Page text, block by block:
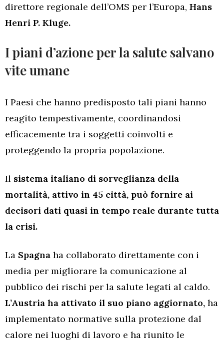
direttore regionale dell’OMS per l’Europa, Hans
Henri P. Kluge.
I piani d’azione per la salute salvano
vite umane
I Paesi che hanno predisposto tali piani hanno
reagito tempestivamente, coordinandosi
efficacemente tra i soggetti coinvolti e
proteggendo la propria popolazione.
Il sistema italiano di sorveglianza della
mortalità, attivo in 45 città, può fornire ai
decisori dati quasi in tempo reale durante tutta
la crisi.
La Spagna ha collaborato direttamente con i
media per migliorare la comunicazione al
pubblico dei rischi per la salute legati al caldo.
L’Austria ha attivato il suo piano aggiornato, ha
implementato normative sulla protezione dal
calore nei luoghi di lavoro e ha riunito le